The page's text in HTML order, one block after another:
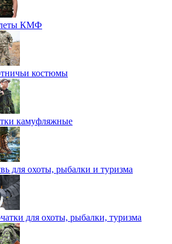
КМФ
костюмы
камуфляжные
для охоты, рыбалки и туризма
для охоты, рыбалки, туризма